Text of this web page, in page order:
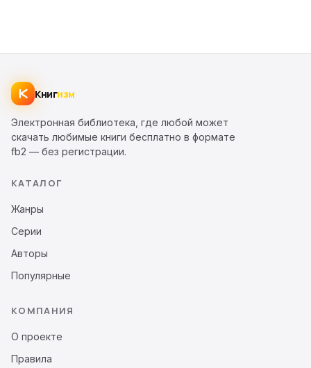
Книгизм
Электронная библиотека, где любой может
скачать любимые книги бесплатно в формате
fb2 — без регистрации.
КАТАЛОГ
Жанры
Серии
Авторы
Популярные
КОМПАНИЯ
О проекте
Правила